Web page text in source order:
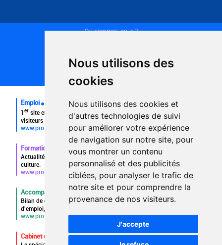
Nous utilisons des
cookies
Nous utilisons des cookies et
d'autres technologies de suivi
pour améliorer votre expérience
de navigation sur notre site, pour
vous montrer un contenu
personnalisé et des publicités
ciblées, pour analyser le trafic de
notre site et pour comprendre la
provenance de nos visiteurs.
J'accepte
Qui sommes-nous ?
Plan du site
FAQ recruteurs
FAQ
Emploi
1er site emploi du secteur culturel 784.000 visites et 230.000
visiteurs uniques par mois.
www.profilculture.com
Formation
Actualités, guide et annuaire des formations aux métiers de la
culture.
www.profilculture-formation.com
Accompagnement professionnel
Bilan de compétences, coaching, techniques de recherche
d'emploi, entretien conseil.
www.profilculture-competences.com
Cabinet de recrutement